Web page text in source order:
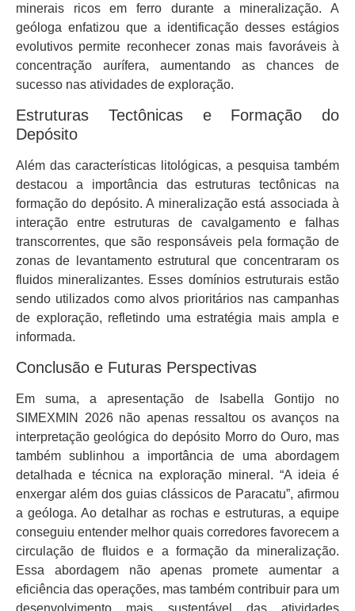
minerais ricos em ferro durante a mineralização. A
geóloga enfatizou que a identificação desses estágios
evolutivos permite reconhecer zonas mais favoráveis à
concentração aurífera, aumentando as chances de
sucesso nas atividades de exploração.
Estruturas Tectônicas e Formação do
Depósito
Além das características litológicas, a pesquisa também
destacou a importância das estruturas tectônicas na
formação do depósito. A mineralização está associada à
interação entre estruturas de cavalgamento e falhas
transcorrentes, que são responsáveis pela formação de
zonas de levantamento estrutural que concentraram os
fluidos mineralizantes. Esses domínios estruturais estão
sendo utilizados como alvos prioritários nas campanhas
de exploração, refletindo uma estratégia mais ampla e
informada.
Conclusão e Futuras Perspectivas
Em suma, a apresentação de Isabella Gontijo no
SIMEXMIN 2026 não apenas ressaltou os avanços na
interpretação geológica do depósito Morro do Ouro, mas
também sublinhou a importância de uma abordagem
detalhada e técnica na exploração mineral. “A ideia é
enxergar além dos guias clássicos de Paracatu”, afirmou
a geóloga. Ao detalhar as rochas e estruturas, a equipe
conseguiu entender melhor quais corredores favorecem a
circulação de fluidos e a formação da mineralização.
Essa abordagem não apenas promete aumentar a
eficiência das operações, mas também contribuir para um